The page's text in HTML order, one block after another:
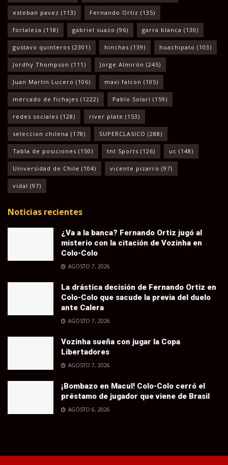
esteban pavez (113) Fernando Ortiz (135)
fortaleza (118) gabriel suazo (96) garra blanca (130)
gustavo quinteros (2301) hinchas (139) huachipato (103)
Jordhy Thompson (111) Jorge Almirón (245)
Juan Martín Lucero (106) maxi falcon (105)
mercado de fichajes (1222) Pablo Solari (159)
redes sociales (128) river plate (153)
seleccion chilena (178) SUPERCLASICO (288)
Tabla de posiciones (150) tnt Sports (126) uc (148)
Universidad de Chile (104) vicente pizarro (97)
vidal (97)
Noticias recientes
¿Va a la banca? Fernando Ortiz jugó al
misterio con la citación de Vozinha en
Colo-Colo
AGOSTO 7, 2026
La drástica decisión de Fernando Ortiz en
Colo-Colo que sacude la previa del duelo
ante Calera
AGOSTO 7, 2026
Vozinha sueña con jugar la Copa
Libertadores
AGOSTO 7, 2026
¡Bombazo en Macul! Colo-Colo cerró el
préstamo de jugador que viene de Brasil
AGOSTO 6, 2026